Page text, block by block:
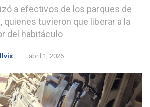
a efectivos de los parques de
quienes tuvieron que liberar a la
del habitáculo
abril 1, 2026